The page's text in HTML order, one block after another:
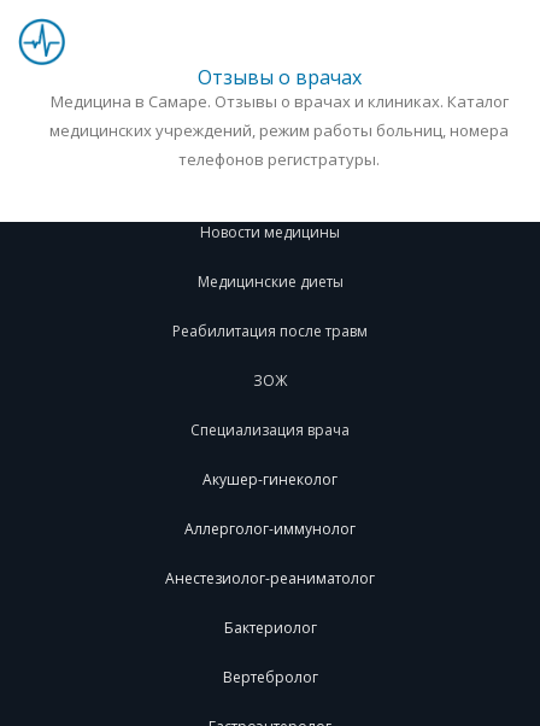
Отзывы о врачах
Медицина в Самаре. Отзывы о врачах и клиниках. Каталог
медицинских учреждений, режим работы больниц, номера
телефонов регистратуры.
Новости медицины
Медицинские диеты
Реабилитация после травм
ЗОЖ
Специализация врача
Акушер-гинеколог
Аллерголог-иммунолог
Анестезиолог-реаниматолог
Бактериолог
Вертебролог